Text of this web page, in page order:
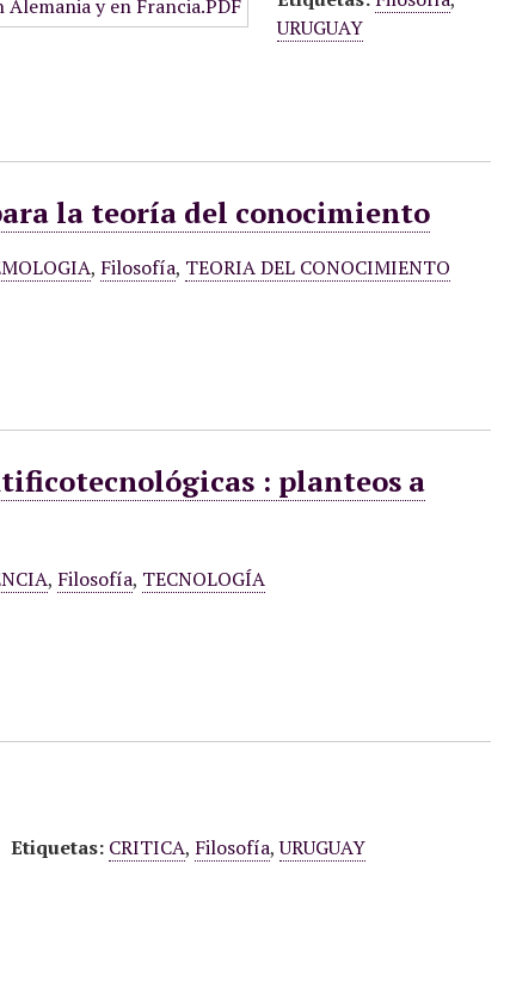
URUGUAY
la teoría del conocimiento
, Filosofía, TEORIA DEL CONOCIMIENTO
: planteos a
, Filosofía, TECNOLOGÍA
Etiquetas: CRITICA, Filosofía,URUGUAY